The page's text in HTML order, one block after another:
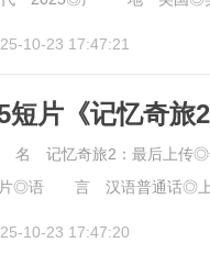
10-23 17:47:21
短片《记忆奇旅
记忆奇旅2：最后
片◎语 言 汉语普通话◎上
10-23 17:47:20